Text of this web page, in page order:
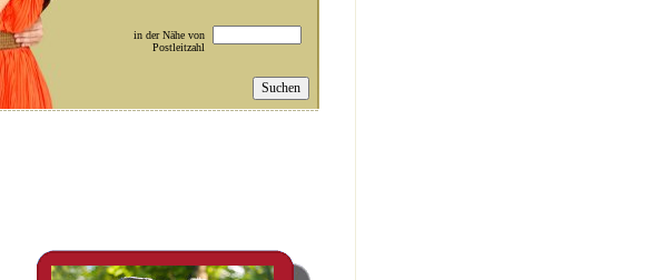
in der Nähe von
Postleitzahl